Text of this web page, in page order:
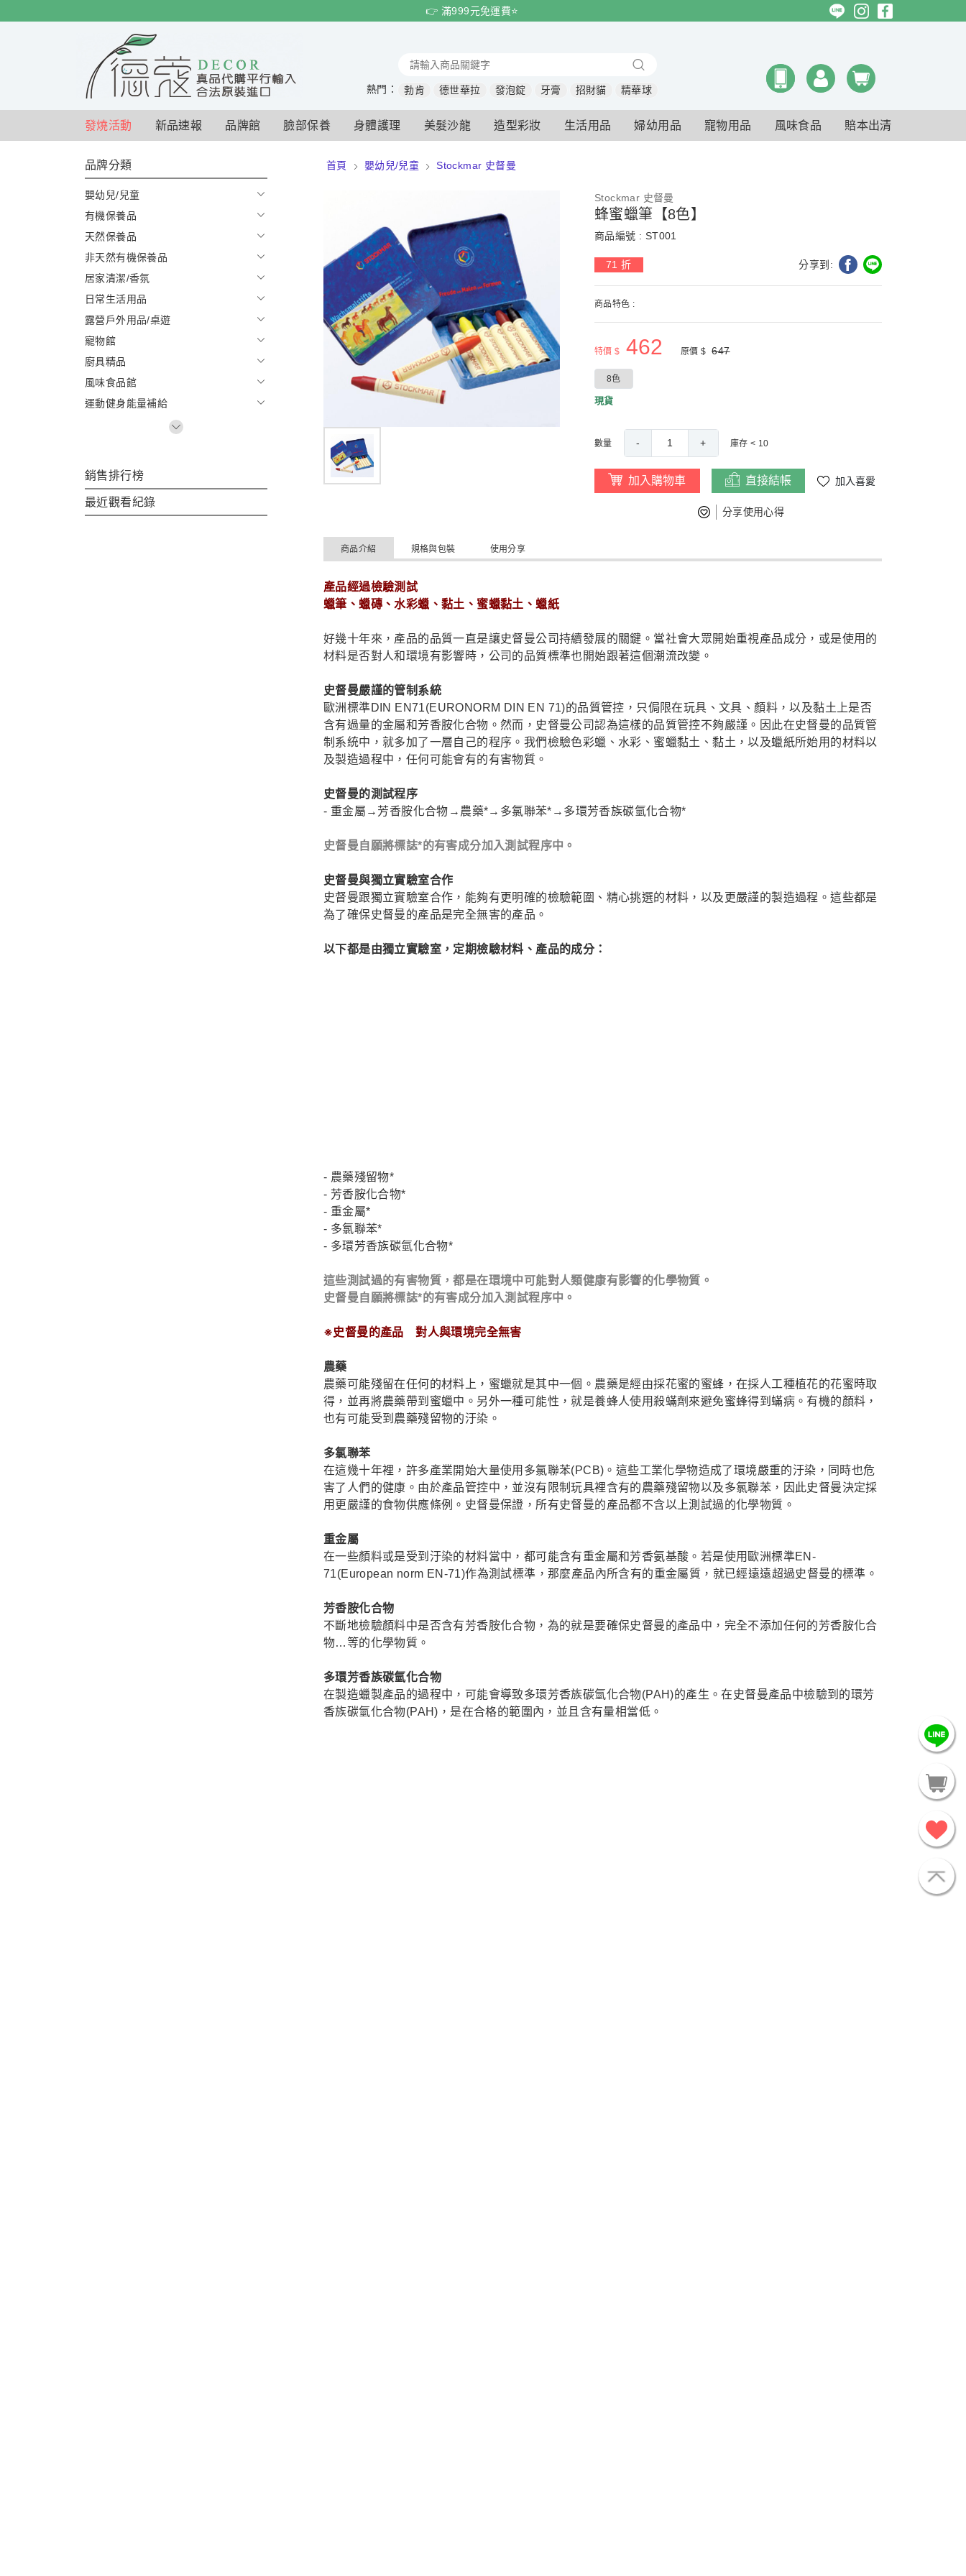
$
$
時 特賣 👉 滿999元免運費⭐️
熱門： 勃肯 德世華拉 發泡錠 牙膏 招財貓 精華球
發燒活動 新品速報 品牌館 臉部保養 身體護理 美髮沙龍 造型彩妝 生活用品 婦幼用品 寵物用品 風味食品 賠本出清
品牌分類
嬰幼兒/兒童
有機保養品
天然保養品
非天然有機保養品
居家清潔/香氛
日常生活用品
露營戶外用品/桌遊
寵物館
廚具精品
風味食品館
運動健身能量補給
銷售排行榜
最近觀看紀錄
首頁 嬰幼兒/兒童 Stockmar 史督曼
Stockmar 史督曼
蜂蜜蠟筆【8色】
商品編號 : ST001
71 折 分享到:
商品特色 :
特價 $ 462 原價 $ 647
8色
現貨
數量 - 1 + 庫存 < 10
加入購物車 直接結帳 加入喜愛
分享使用心得
商品介紹 規格與包裝 使用分享
產品經過檢驗測試
蠟筆、蠟磚、水彩蠟、黏土、蜜蠟黏土、蠟紙
好幾十年來，產品的品質一直是讓史督曼公司持續發展的關鍵。當社會大眾開始重視產品成分，或是使用的
材料是否對人和環境有影響時，公司的品質標準也開始跟著這個潮流改變。
史督曼嚴謹的管制系統
歐洲標準DIN EN71(EURONORM DIN EN 71)的品質管控，只侷限在玩具、文具、顏料，以及黏土上是否
含有過量的金屬和芳香胺化合物。然而，史督曼公司認為這樣的品質管控不夠嚴謹。因此在史督曼的品質管
制系統中，就多加了一層自己的程序。我們檢驗色彩蠟、水彩、蜜蠟黏土、黏土，以及蠟紙所始用的材料以
及製造過程中，任何可能會有的有害物質。
史督曼的測試程序
- 重金屬→芳香胺化合物→農藥*→多氯聯苯*→多環芳香族碳氫化合物*
史督曼自願將標誌*的有害成分加入測試程序中。
史督曼與獨立實驗室合作
史督曼跟獨立實驗室合作，能夠有更明確的檢驗範圍、精心挑選的材料，以及更嚴謹的製造過程。這些都是
為了確保史督曼的產品是完全無害的產品。
以下都是由獨立實驗室，定期檢驗材料、產品的成分：
- 農藥殘留物*
- 芳香胺化合物*
- 重金屬*
- 多氯聯苯*
- 多環芳香族碳氫化合物*
這些測試過的有害物質，都是在環境中可能對人類健康有影響的化學物質。
史督曼自願將標誌*的有害成分加入測試程序中。
※史督曼的產品 對人與環境完全無害
農藥
農藥可能殘留在任何的材料上，蜜蠟就是其中一個。農藥是經由採花蜜的蜜蜂，在採人工種植花的花蜜時取
得，並再將農藥帶到蜜蠟中。另外一種可能性，就是養蜂人使用殺蟎劑來避免蜜蜂得到蟎病。有機的顏料，
也有可能受到農藥殘留物的汙染。
多氯聯苯
在這幾十年裡，許多產業開始大量使用多氯聯苯(PCB)。這些工業化學物造成了環境嚴重的汙染，同時也危
害了人們的健康。由於產品管控中，並沒有限制玩具裡含有的農藥殘留物以及多氯聯苯，因此史督曼決定採
用更嚴謹的食物供應條例。史督曼保證，所有史督曼的產品都不含以上測試過的化學物質。
重金屬
在一些顏料或是受到汙染的材料當中，都可能含有重金屬和芳香氨基酸。若是使用歐洲標準EN-
71(European norm EN-71)作為測試標準，那麼產品內所含有的重金屬質，就已經遠遠超過史督曼的標準。
芳香胺化合物
不斷地檢驗顏料中是否含有芳香胺化合物，為的就是要確保史督曼的產品中，完全不添加任何的芳香胺化合
物…等的化學物質。
多環芳香族碳氫化合物
在製造蠟製產品的過程中，可能會導致多環芳香族碳氫化合物(PAH)的產生。在史督曼產品中檢驗到的環芳
香族碳氫化合物(PAH)，是在合格的範圍內，並且含有量相當低。